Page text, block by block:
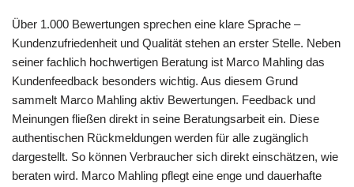
Über 1.000 Bewertungen sprechen eine klare Sprache –
Kundenzufriedenheit und Qualität stehen an erster Stelle. Neben
seiner fachlich hochwertigen Beratung ist Marco Mahling das
Kundenfeedback besonders wichtig. Aus diesem Grund
sammelt Marco Mahling aktiv Bewertungen. Feedback und
Meinungen fließen direkt in seine Beratungsarbeit ein. Diese
authentischen Rückmeldungen werden für alle zugänglich
dargestellt. So können Verbraucher sich direkt einschätzen, wie
beraten wird. Marco Mahling pflegt eine enge und dauerhafte